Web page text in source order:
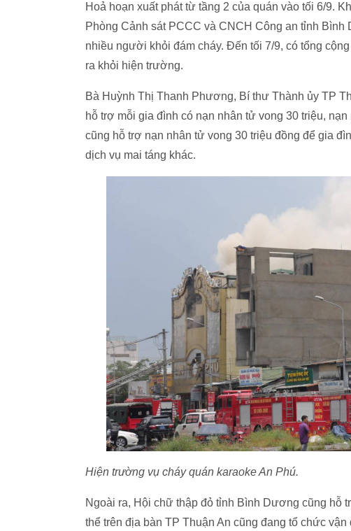
Hoả hoạn xuất phát từ tầng 2 của quán vào tối 6/9.
Phòng Cảnh sát PCCC và CNCH Công an tỉnh
nhiều người khỏi đám cháy. Đến tối 7/9, có tổng
ra khỏi hiện trường.
Bà Huỳnh Thị Thanh Phương, Bí thư Thành ủy TP
hỗ trợ mỗi gia đình có nạn nhân tử vong 30 triệu,
cũng hỗ trợ nạn nhân tử vong 30 triệu đồng để gia
dịch vụ mai táng khác.
Hiện trường vụ cháy quán karaoke An Phú.
Ngoài ra, Hội chữ thập đỏ tỉnh Bình Dương cũng hỗ
thể trên địa bàn TP Thuận An cũng đang tổ chức